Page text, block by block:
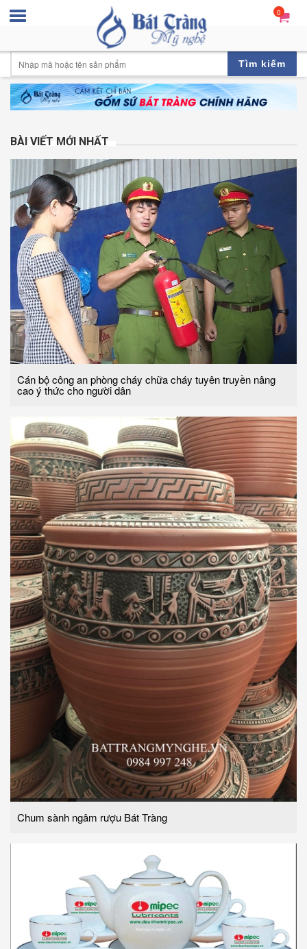
0
Tìm kiếm
BÀI VIẾT MỚI NHẤT
Cán bộ công an phòng cháy chữa cháy tuyên truyền nâng
cao ý thức cho người dân
Chum sành ngâm rượu Bát Tràng